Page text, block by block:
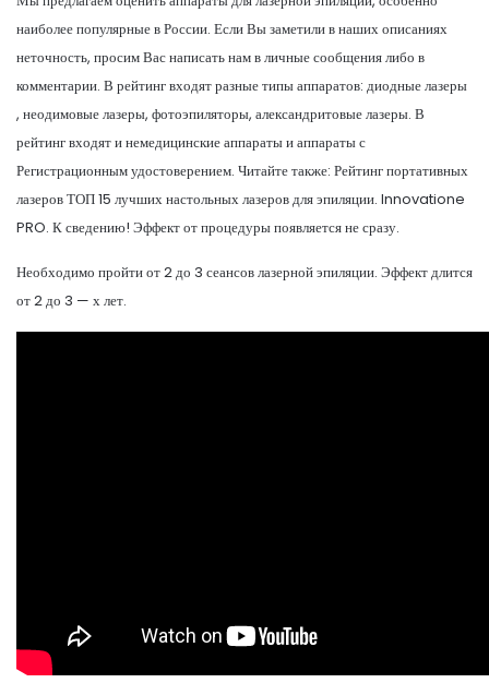
наиболее популярные в России. Если Вы заметили в наших описаниях
неточность, просим Вас написать нам в личные сообщения либо в
комментарии. В рейтинг входят разные типы аппаратов: диодные лазеры
, неодимовые лазеры, фотоэпиляторы, александритовые лазеры. В
рейтинг входят и немедицинские аппараты и аппараты с
Регистрационным удостоверением. Читайте также: Рейтинг портативных
лазеров ТОП 15 лучших настольных лазеров для эпиляции. Innovatione
PRO. К сведению! Эффект от процедуры появляется не сразу.
Необходимо пройти от 2 до 3 сеансов лазерной эпиляции. Эффект длится
от 2 до 3 — х лет.